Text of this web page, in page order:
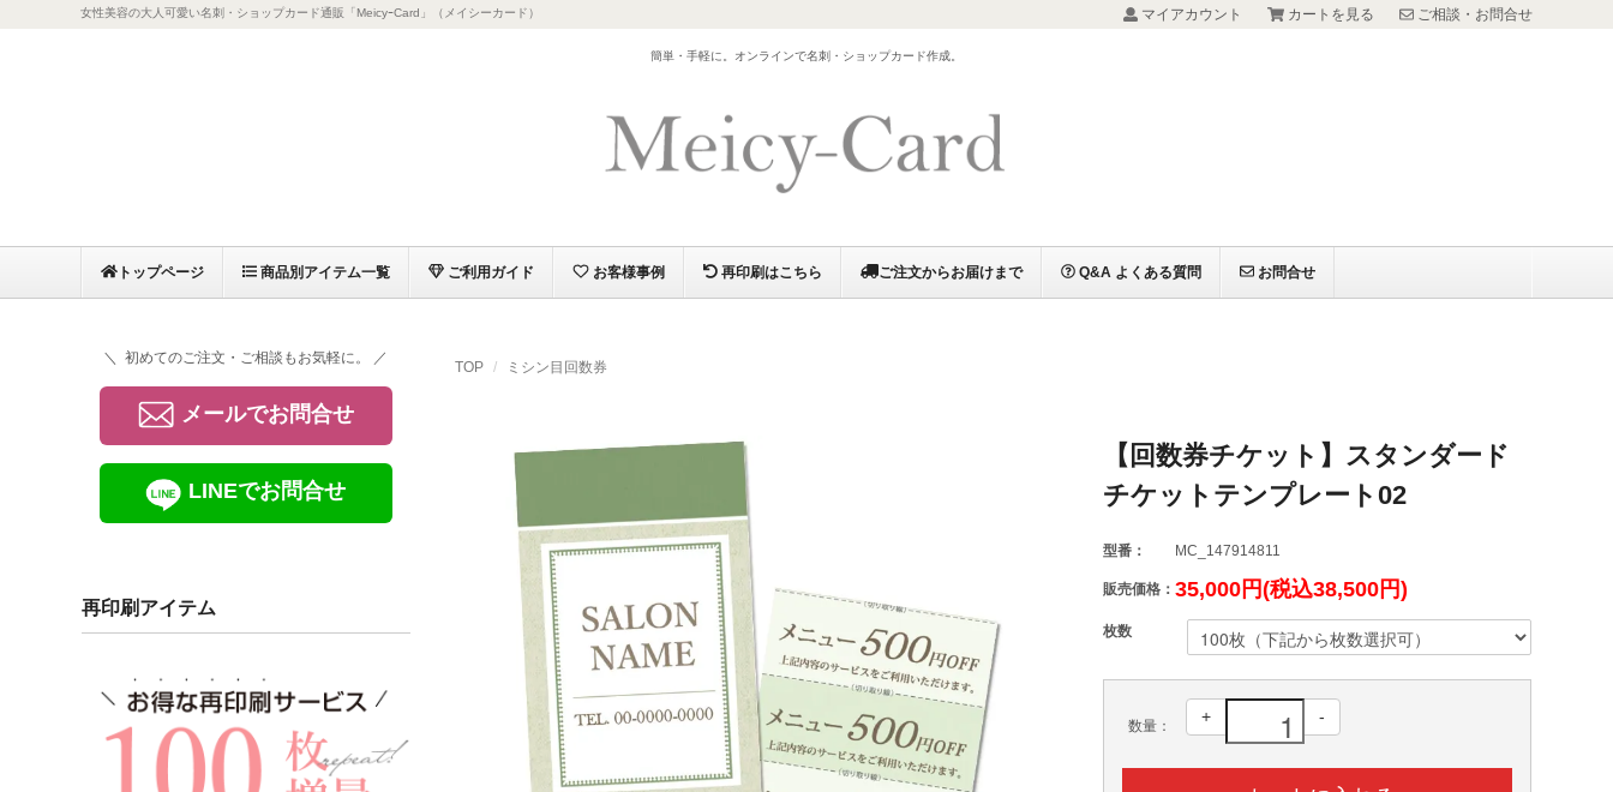
女性美容の大人可愛い名刺・ショップカード通販「MeicyｰCard」（メイシーカード） マイアカウント カートを見る ご相談・お問合せ
簡単・手軽に。オンラインで名刺・ショップカード作成。
トップページ 商品別アイテム一覧 ご利用ガイド お客様事例 再印刷はこちら ご注文からお届けまで Q&A よくある質問 お問合せ
TOP ミシン目回数券
【回数券チケット】スタンダード
チケットテンプレート02
型番： MC_147914811
販売価格： 35,000円(税込38,500円)
枚数
数量：
+ -
＼ 初めてのご注文・ご相談もお気軽に。 ／
メールでお問合せ
LINEでお問合せ
再印刷アイテム